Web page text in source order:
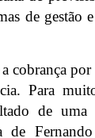
de gestão
cobrança
Para
de uma
de